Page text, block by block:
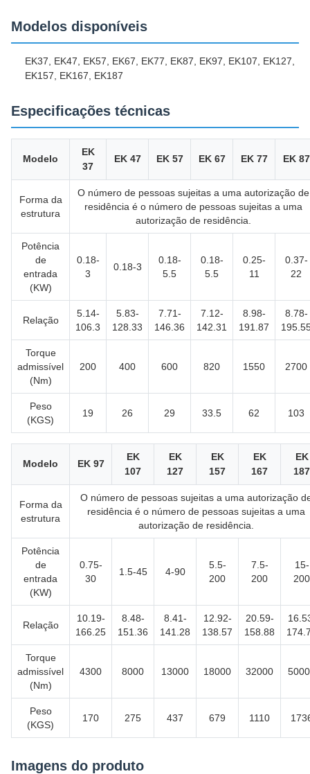
Modelos disponíveis
EK37, EK47, EK57, EK67, EK77, EK87, EK97, EK107, EK127,
EK157, EK167, EK187
Especificações técnicas
Modelo
EK
37
EK 47 EK 57 EK 67 EK 77 EK 87
Forma da
estrutura
O número de pessoas sujeitas a uma autorização de
residência é o número de pessoas sujeitas a uma
autorização de residência.
Potência
de
entrada
(KW)
0.18-
3
0.18-3
0.18-
5.5
0.18-
5.5
0.25-
11
0.37-
22
Relação
5.14-
106.3
5.83-
128.33
7.71-
146.36
7.12-
142.31
8.98-
191.87
8.78-
Torque
admissível
(Nm)
200 400 600 820 1550 2700
Peso
(KGS)
19 26 29 33.5 62 103
Modelo EK 97
EK
107
EK
127
EK
157
EK
167
EK
187
Forma da
estrutura
O número de pessoas sujeitas a uma autorização
residência é o número de pessoas sujeitas a uma
autorização de residência.
Potência
de
entrada
(KW)
0.75-
30
1.5-45 4-90
5.5-
200
7.5-
200
15-
200
Relação
10.19-
166.25
8.48-
151.36
8.41-
141.28
12.92-
138.57
20.59-
158.88
Torque
admissível
(Nm)
4300 8000 13000 18000 32000
Peso
(KGS)
170 275 437 679 1110
Imagens do produto